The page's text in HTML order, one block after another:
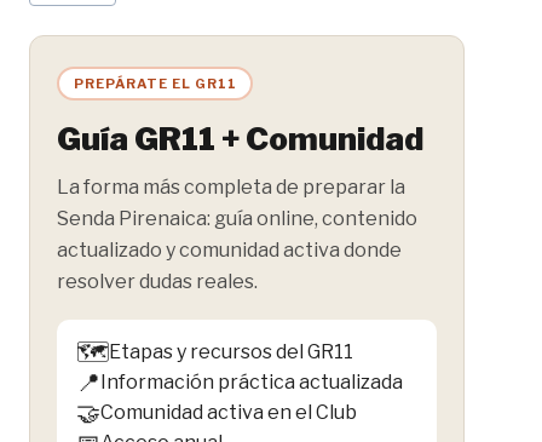
la
entrada:
PREPÁRATE EL GR11
Guía GR11 + Comunidad
La forma más completa de preparar la
Senda Pirenaica: guía online, contenido
actualizado y comunidad activa donde
resolver dudas reales.
🗺️Etapas y recursos del GR11
📍Información práctica actualizada
🤝Comunidad activa en el Club